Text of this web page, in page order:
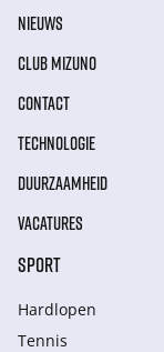
NIEUWS
CLUB MIZUNO
CONTACT
TECHNOLOGIE
DUURZAAMHEID
VACATURES
SPORT
Hardlopen
Tennis